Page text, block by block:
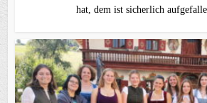
hat, dem ist sicherlich